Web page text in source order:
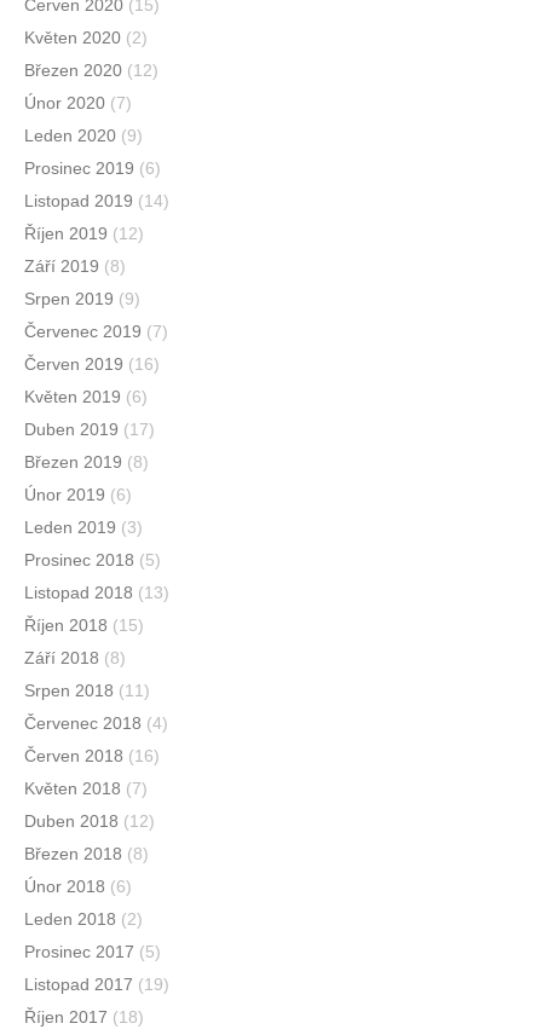
Červen 2020 (15)
Květen 2020 (2)
Březen 2020 (12)
Únor 2020 (7)
Leden 2020 (9)
Prosinec 2019 (6)
Listopad 2019 (14)
Říjen 2019 (12)
Září 2019 (8)
Srpen 2019 (9)
Červenec 2019 (7)
Červen 2019 (16)
Květen 2019 (6)
Duben 2019 (17)
Březen 2019 (8)
Únor 2019 (6)
Leden 2019 (3)
Prosinec 2018 (5)
Listopad 2018 (13)
Říjen 2018 (15)
Září 2018 (8)
Srpen 2018 (11)
Červenec 2018 (4)
Červen 2018 (16)
Květen 2018 (7)
Duben 2018 (12)
Březen 2018 (8)
Únor 2018 (6)
Leden 2018 (2)
Prosinec 2017 (5)
Listopad 2017 (19)
Říjen 2017 (18)